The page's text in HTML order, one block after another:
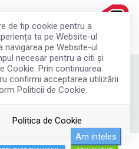
de tip cookie pentru a
ta pe Website-ul
navigarea pe Website-ul
necesar pentru a citi și
Cookie. Prin continuarea
confirmi acceptarea utilizării
Politicii de Cookie.
Politica de Cookie
Am inteles
orasului